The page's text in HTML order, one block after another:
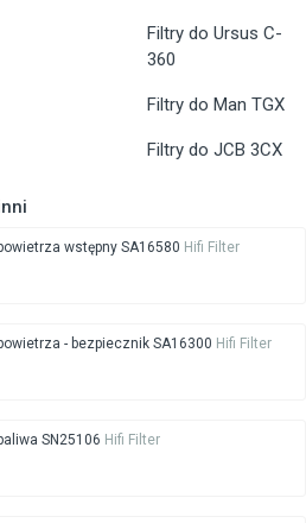
Filtry do Ursus C-
360
Filtry do Man TGX
Filtry do JCB 3CX
wstępny SA16580 Hifi Filter
- bezpiecznik SA16300 Hifi Filter
SN25106 Hifi Filter